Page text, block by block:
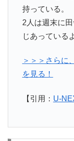
持っている。
2人は週末に
じあっている
＞＞＞さらに
を見る！
【引用： U-